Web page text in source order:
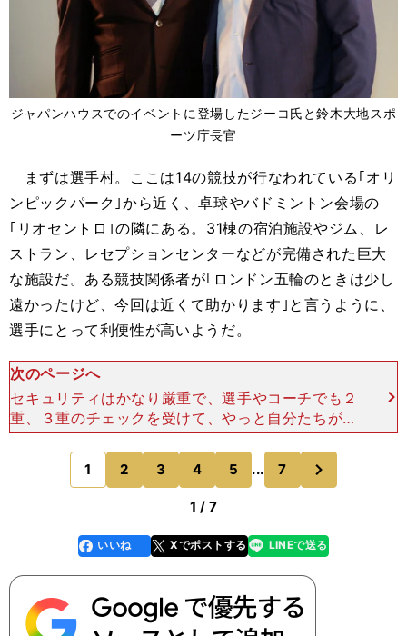
ジャパンハウスでのイベントに登場したジーコ氏と鈴木大地スポ
ーツ庁長官
まずは選手村。ここは14の競技が行なわれている｢オリ
ンピックパーク｣から近く、卓球やバドミントン会場の
｢リオセントロ｣の隣にある。31棟の宿泊施設やジム、レ
ストラン、レセプションセンターなどが完備された巨大
な施設だ。ある競技関係者が｢ロンドン五輪のときは少し
遠かったけど、今回は近くて助かります｣と言うように、
選手にとって利便性が高いようだ。
次のページへ
セキュリティはかなり厳重で、選手やコーチでも２
重、３重のチェックを受けて、やっと自分たちが泊
まっている棟にたどり着ける。ベランダには各国の
国旗が飾られており、オリンピックらしさを演出し
ている。軍が警備
1 2 3 4 5 ... 7
1 / 7
faceboo
k
いいね Xでポストする
line LINEで送る